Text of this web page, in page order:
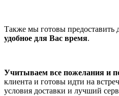
Также мы готовы предоставить
удобное для Вас время.
Учитываем все пожелания и
клиента и готовы идти на
условия доставки и лучший